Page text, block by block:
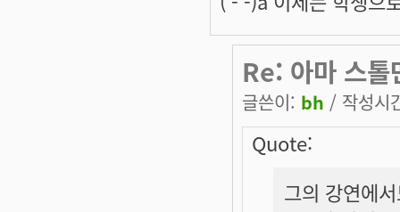
Re: 아마 스톨
글쓴이: bh / 작성시
Quote:
그의 강연에